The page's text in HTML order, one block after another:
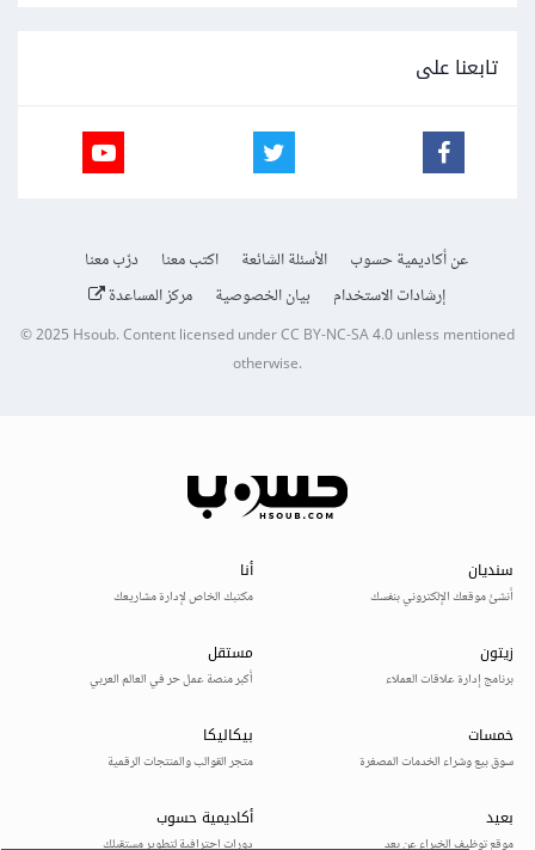
تابعنا على
عن أكاديمية حسوب الأسئلة الشائعة اكتب معنا
درّب معنا
إرشادات الاستخدام
بيان الخصوصية مركز المساعدة
© 2025Hsoub.Content licensed underCC BY-NC-SA 4.0unless mentioned
otherwise.